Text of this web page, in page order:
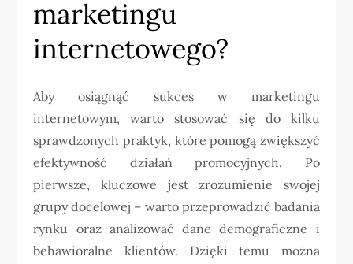
marketingu
internetowego?
Aby osiągnąć sukces w marketingu
internetowym, warto stosować się do kilku
sprawdzonych praktyk, które pomogą zwiększyć
efektywność działań promocyjnych. Po
pierwsze, kluczowe jest zrozumienie swojej
grupy docelowej – warto przeprowadzić badania
rynku oraz analizować dane demograficzne i
behawioralne klientów. Dzięki temu można